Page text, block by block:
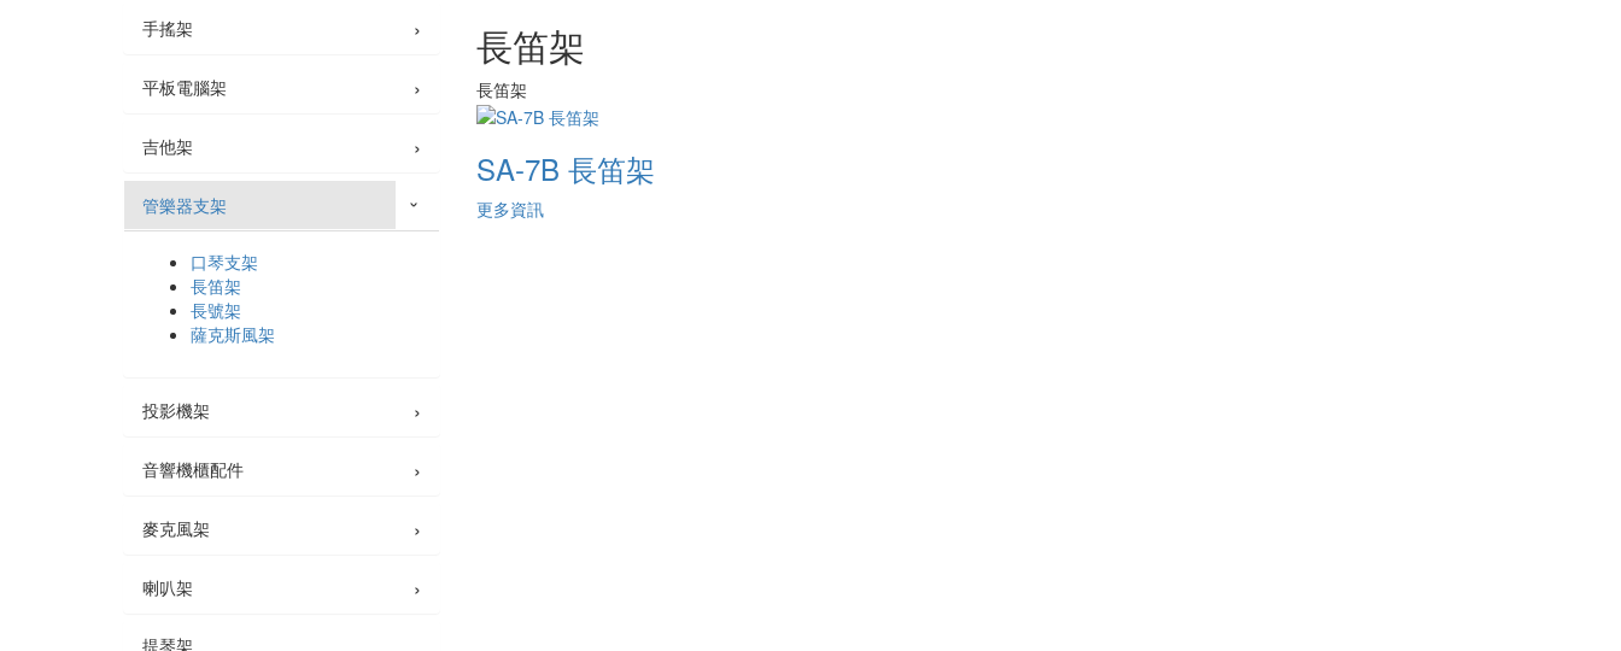
長笛架
長笛架
SA-7B 長笛架
更多資訊
手搖架 ›
平板電腦架 ›
吉他架 ›
管樂器支架 ›
口琴支架
長笛架
長號架
薩克斯風架
投影機架 ›
音響機櫃配件 ›
麥克風架 ›
喇叭架 ›
提琴架